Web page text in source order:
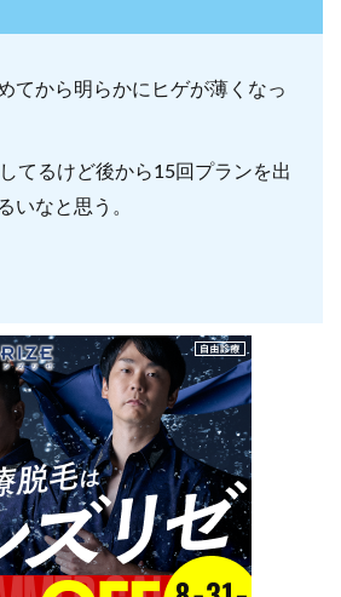
てから明らかにヒゲが薄くなっ
てるけど後から15回プランを出
いなと思う。